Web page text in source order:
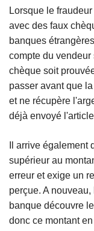
Lorsque le
avec des faux
banques
compte du
chèque soit
passer avant que
et ne récupère
déjà envoyé
Il arrive
supérieur au
erreur et exige un
perçue. A
banque découvre
donc ce montant